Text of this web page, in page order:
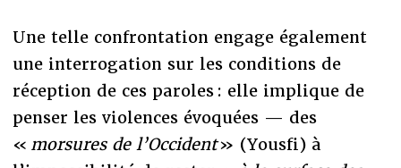
Une telle confrontation engage également
une interrogation sur les conditions de
réception de ces paroles : elle implique de
penser les violences évoquées — des
« morsures de l’Occident» (Yousfi) à